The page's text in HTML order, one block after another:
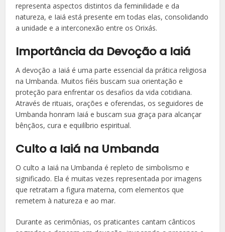
representa aspectos distintos da feminilidade e da
natureza, e Iaiá está presente em todas elas, consolidando
a unidade e a interconexão entre os Orixás.
Importância da Devoção a Iaiá
A devoção a Iaiá é uma parte essencial da prática religiosa
na Umbanda. Muitos fiéis buscam sua orientação e
proteção para enfrentar os desafios da vida cotidiana.
Através de rituais, orações e oferendas, os seguidores de
Umbanda honram Iaiá e buscam sua graça para alcançar
bênçãos, cura e equilíbrio espiritual.
Culto a Iaiá na Umbanda
O culto a Iaiá na Umbanda é repleto de simbolismo e
significado. Ela é muitas vezes representada por imagens
que retratam a figura materna, com elementos que
remetem à natureza e ao mar.
Durante as cerimônias, os praticantes cantam cânticos